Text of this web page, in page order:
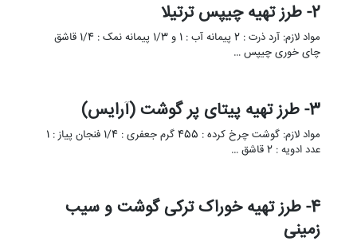
2- طرز تهیه چیپس ترتیلا
مواد لازم: آرد ذرت : 2 پیمانه آب : 1 و 1/3 پیمانه نمک : 1/4 قاشق
چای خوری چیپس …
3- طرز تهیه پیتای پر گوشت (آرایس)
مواد لازم: گوشت چرخ کرده : 455 گرم جعفری : 1/4 فنجان پیاز : 1
عدد ادویه : 2 قاشق …
4- طرز تهیه خوراک ترکی گوشت و سیب
زمینی